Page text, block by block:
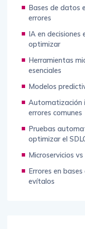
Bases de datos
errores
IA en
optimizar
Herramientas
esenciales
Modelos
Automatización
errores comunes
Pruebas
optimizar el
Microservicios
Errores en
evítalos